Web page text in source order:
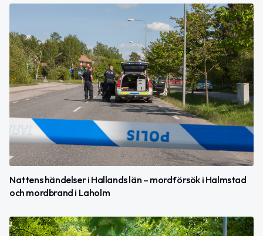
Nattens händelser i Hallands län – mordförsök i Halmstad
och mordbrand i Laholm